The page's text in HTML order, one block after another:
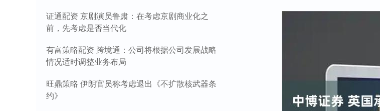
证通配资 京剧演员鲁肃：在考虑京剧商业化之
前，先考虑是否当代化
有富策略配资 跨境通：公司将根据公司发展战略
情况适时调整业务布局
旺鼎策略 伊朗官员称考虑退出《不扩散核武器条
约》